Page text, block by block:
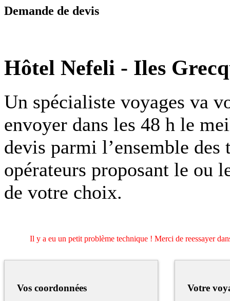
Demande de devis
Hôtel Nefeli - Iles
Un spécialiste voyages va
envoyer dans les 48 h le
devis parmi l’ensemble des
opérateurs proposant le ou
de votre choix.
Il y a eu un petit problème technique ! Merci de reessayer
Vos coordonnées Votre